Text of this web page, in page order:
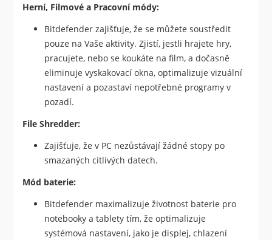
Herní, Filmové a Pracovní módy:
Bitdefender zajišťuje, že se můžete soustředit
pouze na Vaše aktivity. Zjistí, jestli hrajete hry,
pracujete, nebo se koukáte na film, a dočasně
eliminuje vyskakovací okna, optimalizuje vizuální
nastavení a pozastaví nepotřebné programy v
pozadí.
File Shredder:
Zajišťuje, že v PC nezůstávají žádné stopy po
smazaných citlivých datech.
Mód baterie:
Bitdefender maximalizuje životnost baterie pro
notebooky a tablety tím, že optimalizuje
systémová nastavení, jako je displej, chlazení